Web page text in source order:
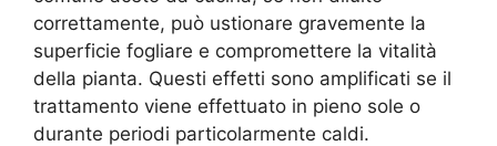
correttamente, può ustionare gravemente la
superficie fogliare e compromettere la vitalità
della pianta. Questi effetti sono amplificati se il
trattamento viene effettuato in pieno sole o
durante periodi particolarmente caldi.